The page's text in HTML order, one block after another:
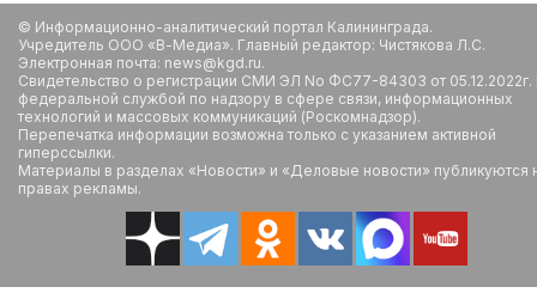
© Информационно-аналитический портал Калининграда.
Учредитель ООО «В-Медиа». Главный редактор: Чистякова Л.С.
Электронная почта: news@kgd.ru.
Свидетельство о регистрации СМИ ЭЛ No ФС77-84303 от
федеральной службой по надзору в сфере связи, информационных
технологий и массовых коммуникаций (Роскомнадзор).
Перепечатка информации возможна только с указанием активной
гиперссылки.
Материалы в разделах «Новости» и «Деловые новости» публикуются
правах рекламы.